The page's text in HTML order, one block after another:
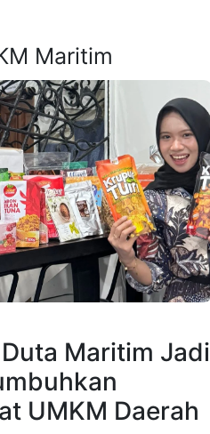
Maritim
Maritim Jadi
UMKM Daerah